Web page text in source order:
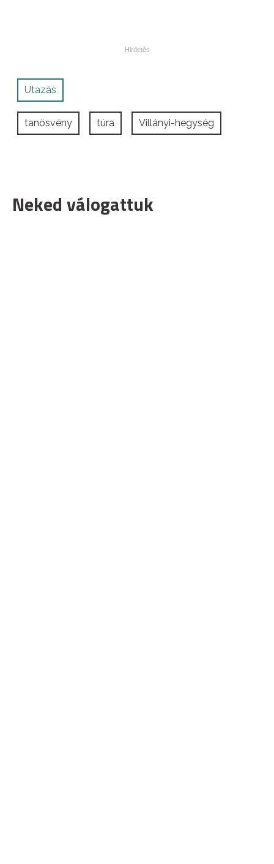
Utazás
tanösvény túra Villányi-hegység
Neked válogattuk